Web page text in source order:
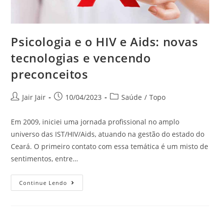
Psicologia e o HIV e Aids: novas
tecnologias e vencendo
preconceitos
Jair Jair 10/04/2023 Saúde / Topo
Em 2009, iniciei uma jornada profissional no amplo
universo das IST/HIV/Aids, atuando na gestão do estado do
Ceará. O primeiro contato com essa temática é um misto de
sentimentos, entre…
Continue Lendo